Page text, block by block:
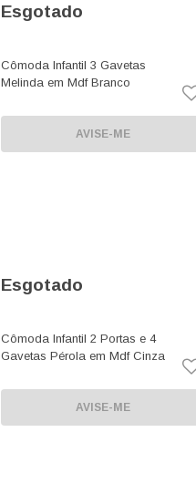
Esgotado
Cômoda Infantil 3 Gavetas
Melinda em Mdf Branco
AVISE-ME
Esgotado
Cômoda Infantil 2 Portas e 4
Gavetas Pérola em Mdf Cinza
AVISE-ME